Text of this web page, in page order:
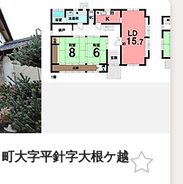
大字平針字大根ケ越